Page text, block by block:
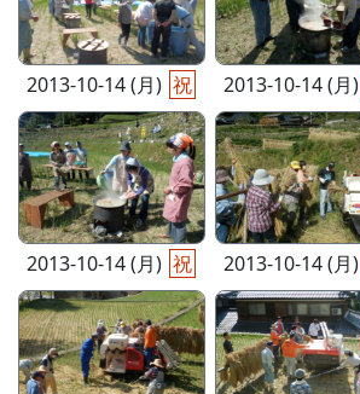
2013-10-14 (月) 祝 2013-10-14 (月)
2013-10-14 (月) 祝 2013-10-14 (月)